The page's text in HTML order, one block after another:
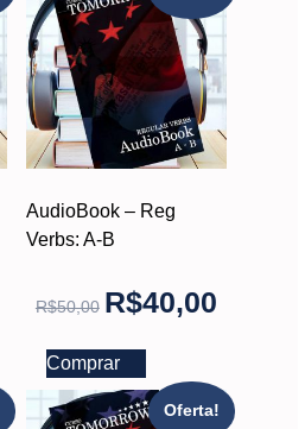
AudioBook – Reg
Verbs: A-B
R$50,00 R$40,00
Comprar
Oferta!